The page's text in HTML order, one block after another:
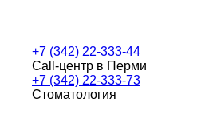
+7 (342) 22-333-44
Call-центр в Перми
+7 (342) 22-333-73
Стоматология